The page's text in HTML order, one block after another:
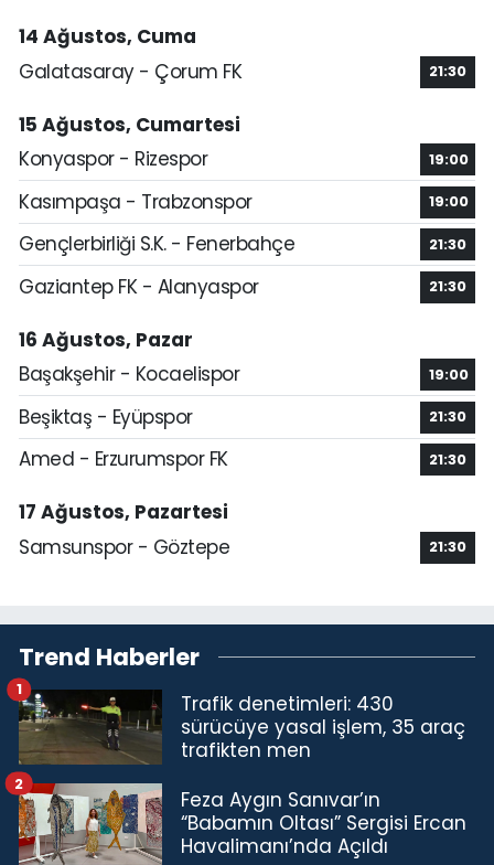
14 Ağustos, Cuma
Galatasaray - Çorum FK
21:30
15 Ağustos, Cumartesi
Konyaspor - Rizespor
19:00
Kasımpaşa - Trabzonspor 19:00
Gençlerbirliği S.K. - Fenerbahçe 21:30
Gaziantep FK - Alanyaspor 21:30
16 Ağustos, Pazar
Başakşehir - Kocaelispor
19:00
Beşiktaş - Eyüpspor 21:30
Amed - Erzurumspor FK 21:30
17 Ağustos, Pazartesi
Samsunspor - Göztepe
21:30
Trend Haberler
Trafik denetimleri: 430
sürücüye yasal işlem, 35 araç
trafikten men
1
Feza Aygın Sanıvar’ın
“Babamın Oltası” Sergisi Ercan
Havalimanı’nda Açıldı
2